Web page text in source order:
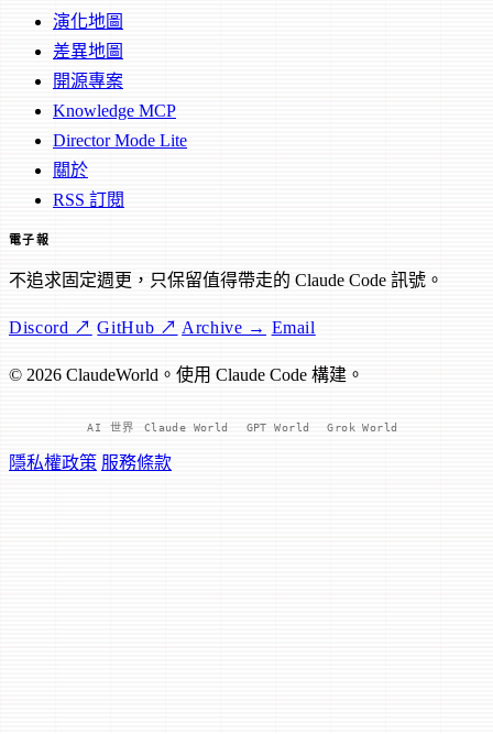
演化地圖
差異地圖
開源專案
Knowledge MCP
Director Mode Lite
關於
RSS 訂閱
電子報
不追求固定週更，只保留值得帶走的 Claude Code 訊號。
Discord ↗ GitHub ↗ Archive → Email
© 2026 ClaudeWorld。使用 Claude Code 構建。
AI 世界 Claude World GPT World Grok World
隱私權政策 服務條款